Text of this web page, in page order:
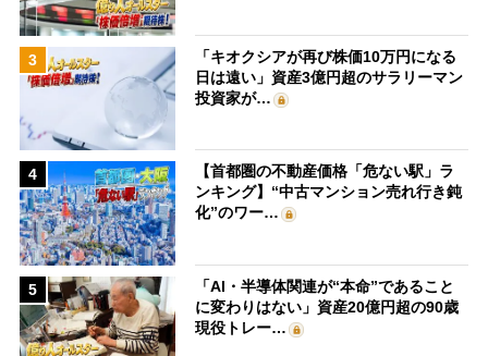
3
「キオクシアが再び株価10万円になる
日は遠い」資産3億円超のサラリーマン
投資家が…
4
【首都圏の不動産価格「危ない駅」ラ
ンキング】“中古マンション売れ行き鈍
化”のワー…
5
「AI・半導体関連が“本命”であること
に変わりはない」資産20億円超の90歳
現役トレー…